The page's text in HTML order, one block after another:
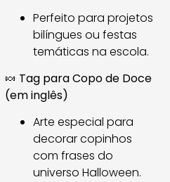
Perfeito para projetos
bilíngues ou festas
temáticas na escola.
🍬 Tag para Copo de Doce
(em inglês)
Arte especial para
decorar copinhos
com frases do
universo Halloween.